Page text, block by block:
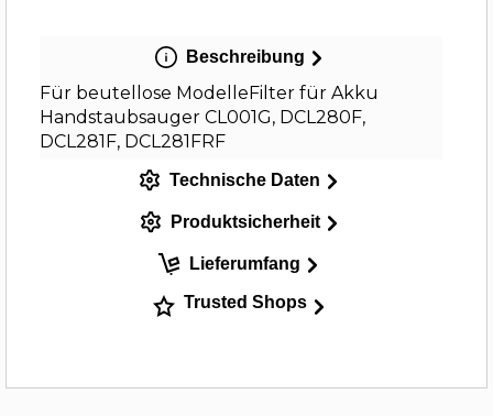
Beschreibung
Für beutellose ModelleFilter für Akku
Handstaubsauger CL001G, DCL280F,
DCL281F, DCL281FRF
Technische Daten
Produktsicherheit
Lieferumfang
Trusted Shops